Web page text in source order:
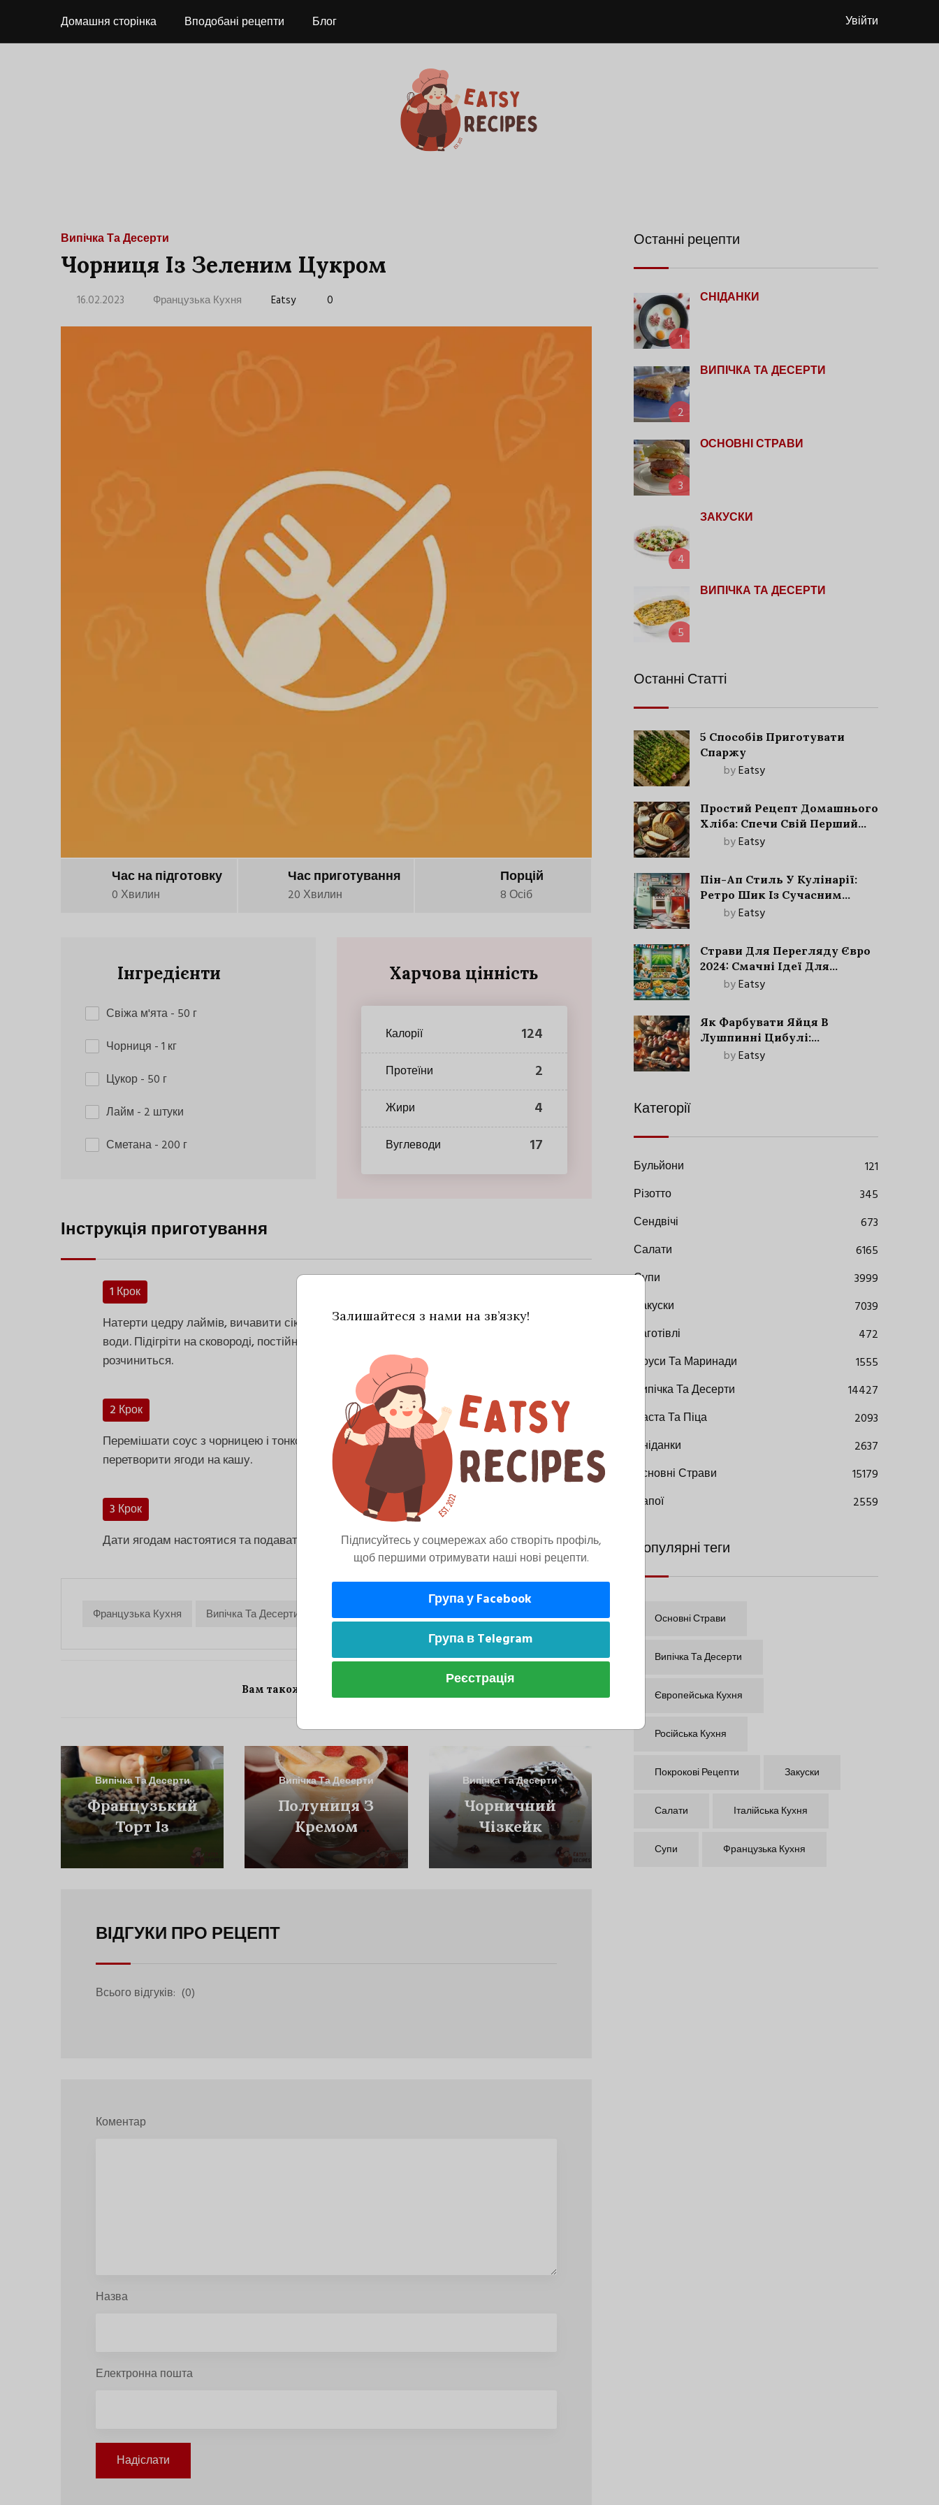
Домашня сторінка Вподобані рецепти Блог Увійти
Випічка Та Десерти
Чорниця Із Зеленим Цукром
16.02.2023 Французька Кухня Eatsy 0
Час на підготовку
0 Хвилин
Час приготування
20 Хвилин
Порцій
8 Осіб
Інгредієнти
Свіжа м'ята- 50 г
Чорниця - 1 кг
Цукор- 50 г
Лайм - 2 штуки
Сметана- 200 г
Харчова цінність
Калорії 124
Протеїни 2
Жири 4
Вуглеводи 17
Інструкція приготування
1 Крок
Натерти цедру лаймів, вичавити сік, змішати з|із| цукром і невеликою кількістю
води. Підігріти на сковороді, постійно помішуючи, допоки цукор остаточно не
розчиниться.
2 Крок
Перемішати соус з чорницею і тонко нарізаним листям м'яти, намагаючись не
перетворити ягоди на кашу.
3 Крок
Дати ягодам настоятися та подавати разом зі сметаною.
Французька Кухня Випічка Та Десерти
Вам також може сподобатися
Випічка Та Десерти
Французький
Торт Із
Чорницею
(Tarte Aux
Випічка Та Десерти
Полуниця З
Кремом
Сабайон
Випічка Та Десерти
Чорничний
Чізкейк
ВІДГУКИ ПРО РЕЦЕПТ
Всього відгуків: (0)
Коментар
Назва
Електронна пошта
Надіслати
Останні рецепти
1
СНІДАНКИ
2
ВИПІЧКА ТА ДЕСЕРТИ
3
ОСНОВНІ СТРАВИ
4
ЗАКУСКИ
5
ВИПІЧКА ТА ДЕСЕРТИ
Останні Статті
5 Способів Приготувати
Спаржу
byEatsy
Простий Рецепт Домашнього
Хліба: Спечи Свій Перший
Запашний Хліб!
byEatsy
Пін-Ап Стиль У Кулінарії:
Ретро Шик Із Сучасним
Акцентом
byEatsy
Страви Для Перегляду Євро
2024: Смачні Ідеї Для
Футбольного Свята
byEatsy
Як Фарбувати Яйця В
Лушпинні Цибулі:
Старовинний Метод З
byEatsy
Категорії
Бульйони
121
Різотто
345
Сендвічі
673
Салати
6165
Супи
3999
Закуски
7039
Заготівлі
472
Соуси Та Маринади
1555
Випічка Та Десерти
14427
Паста Та Піца
2093
Сніданки
2637
Основні Страви
15179
Напої
2559
Популярні теги
Основні Страви
Випічка Та Десерти
Європейська Кухня
Російська Кухня
Покрокові Рецепти Закуски
Салати Італійська Кухня
Супи Французька Кухня
Залишайтеся з нами на зв’язку!
Підписуйтесь у соцмережах або створіть профіль,
щоб першими отримувати наші нові рецепти.
Група у Facebook
Група в Telegram
Реєстрація